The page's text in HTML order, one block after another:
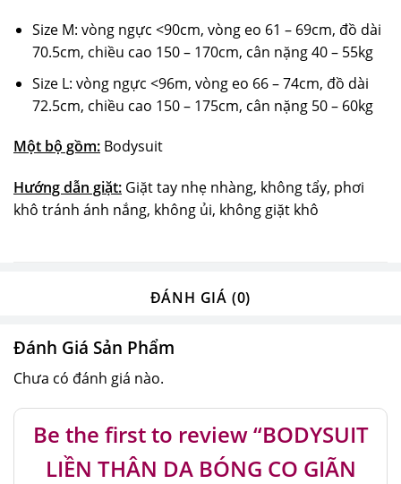
Size M: vòng ngực <90cm, vòng eo 61 – 69cm, đồ dài
70.5cm, chiều cao 150 – 170cm, cân nặng 40 – 55kg
Size L: vòng ngực <96m, vòng eo 66 – 74cm, đồ dài
72.5cm, chiều cao 150 – 175cm, cân nặng 50 – 60kg
Một bộ gồm: Bodysuit
Hướng dẫn giặt: Giặt tay nhẹ nhàng, không tẩy, phơi
khô tránh ánh nắng, không ủi, không giặt khô
ĐÁNH GIÁ (0)
Đánh Giá Sản Phẩm
Chưa có đánh giá nào.
Be the first to review “BODYSUIT
LIỀN THÂN DA BÓNG CO GIÃN